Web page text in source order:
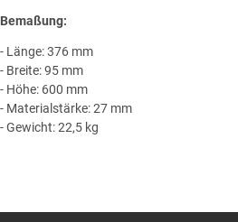
Bemaßung:
- Länge: 376 mm
- Breite: 95 mm
- Höhe: 600 mm
- Materialstärke: 27 mm
- Gewicht: 22,5 kg